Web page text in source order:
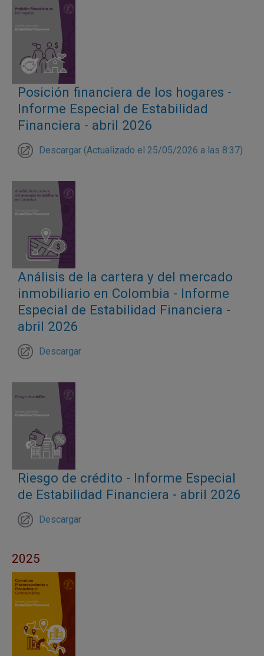
Posición financiera de los hogares -
Informe Especial de Estabilidad
Financiera - abril 2026
Descargar (Actualizado el 25/05/2026 a las 8:37)
Análisis de la cartera y del mercado
inmobiliario en Colombia - Informe
Especial de Estabilidad Financiera -
abril 2026
Descargar
Riesgo de crédito - Informe Especial
de Estabilidad Financiera - abril 2026
Descargar
2025